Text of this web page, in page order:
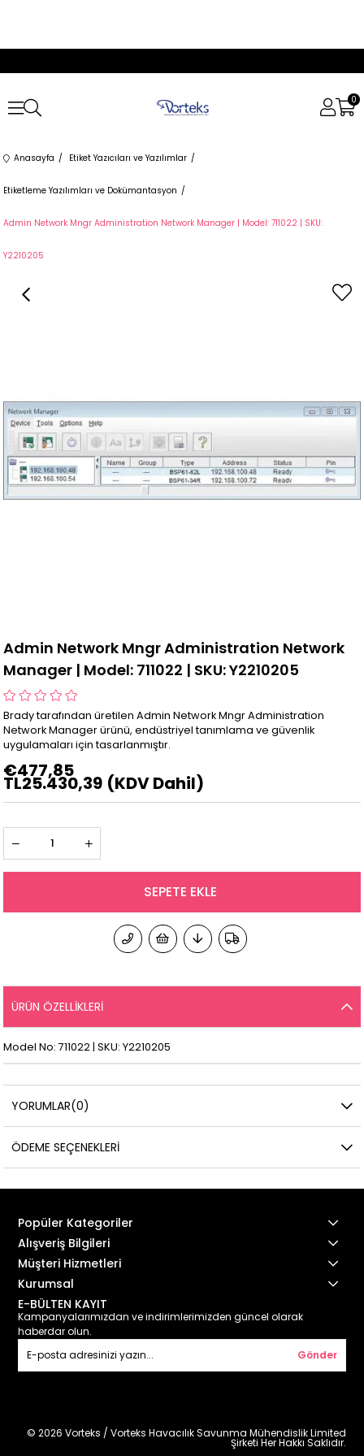
0
Anasayfa Etiket Yazıcıları ve Yazılımlar
Etiketleme Yazılımları ve Dokümantasyon
Admin Network Mngr Administration Network Manager | Model: 711022 | SKU:
Y2210205
Admin Network Mngr Administration Network
Manager | Model: 711022 | SKU: Y2210205
Brady tarafından üretilen Admin Network Mngr Administration
Network Manager ürünü, endüstriyel tanımlama ve güvenlik
uygulamaları için tasarlanmıştır.
€477,85
TL25.430,39 (KDV Dahil)
ÜRÜN ÖZELLIKLERI
Model No: 711022 | SKU: Y2210205
YORUMLAR(0)
ÖDEME SEÇENEKLERI
Popüler Kategoriler
Alışveriş Bilgileri
Müşteri Hizmetleri
Kurumsal
E-BÜLTEN KAYIT
Kampanyalarımızdan ve indirimlerimizden güncel olarak
haberdar olun.
Gönder
© 2026 Vorteks / Vorteks Havacılık Savunma Mühendislik Limited
Şirketi Her Hakkı Saklıdır.